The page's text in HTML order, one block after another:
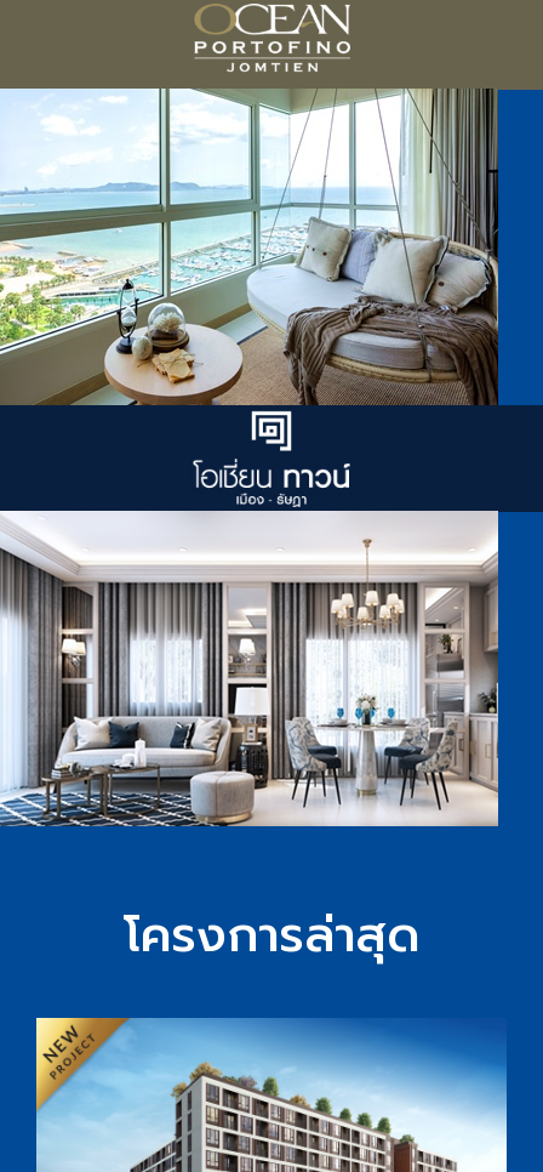
โครงการล่าสุด
โอเชี่ยน โอเอซิส ขอนแก่น
โอเชี่ยน โอเอซิส ขอนแก่น Ocean Oasis Khon
Kaen โดย Ocean Property โครงการคอนโด
ขอนแก่นใหม่ใกล้ ม.ขอนแก่นและเซ็นทรัลขอนแก่น
ออกแบบภายใต้แนวคิด “OASIS in the City” เพื่อ
พื้นที่อยู่อาศัยที่สงบ ร่มรื่น และมีความเป็นส่วนตัว
ดูรายละเอียด